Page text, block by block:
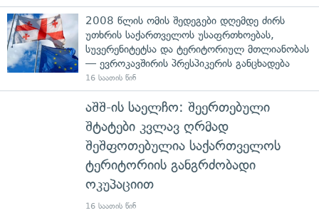
2008 წლის ომის შედეგები დღემდე ძირს
უთხრის საქართველოს უსაფრთხოებას,
სუვერენიტეტსა და ტერიტორიულ მთლიანობას
— ევროკავშირის პრესპიკერის განცხადება
16 საათის წინ
აშშ-ის საელჩო: შეერთებული
შტატები კვლავ ღრმად
შეშფოთებულია საქართველოს
ტერიტორიის განგრძობადი
ოკუპაციით
16 საათის წინ